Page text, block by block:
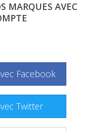
MARQUES AVEC
Facebook
Twitter